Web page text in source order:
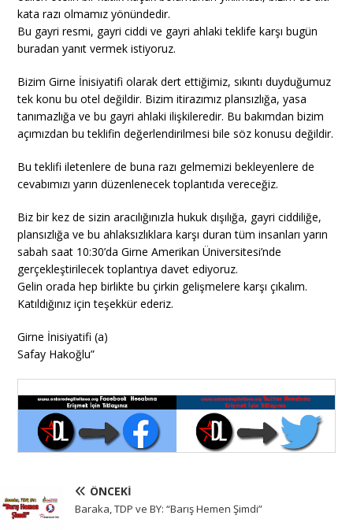
kata razı olmamız yönündedir.
Bu gayri resmi, gayri ciddi ve gayri ahlaki teklife karşı bugün
buradan yanıt vermek istiyoruz.
Bizim Girne İnisiyatifi olarak dert ettiğimiz, sıkıntı duyduğumuz
tek konu bu otel değildir. Bizim itirazımız plansızlığa, yasa
tanımazlığa ve bu gayri ahlaki ilişkileredir. Bu bakımdan bizim
açımızdan bu teklifin değerlendirilmesi bile söz konusu değildir.
Bu teklifi iletenlere de buna razı gelmemizi bekleyenlere de
cevabımızı yarın düzenlenecek toplantıda vereceğiz.
Biz bir kez de sizin aracılığınızla hukuk dışılığa, gayri ciddiliğe,
plansızlığa ve bu ahlaksızlıklara karşı duran tüm insanları yarın
sabah saat 10:30’da Girne Amerikan Üniversitesi’nde
gerçekleştirilecek toplantıya davet ediyoruz.
Gelin orada hep birlikte bu çirkin gelişmelere karşı çıkalım.
Katıldığınız için teşekkür ederiz.
Girne İnisiyatifi (a)
Safay Hakoğlu”
ÖNCEKI
Baraka, TDP ve BY: “Barış Hemen Şimdi”